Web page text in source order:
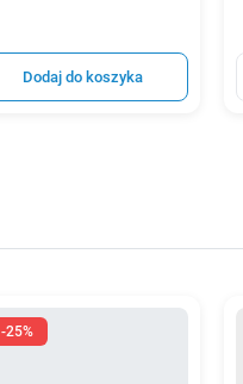
Dodaj do koszyka
-25%